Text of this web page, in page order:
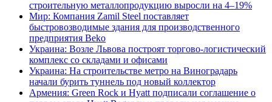
строительную металлопродукцию выросли на 4–19%
Мир: Компания Zamil Steel поставляет
быстровозводимые здания для производственного
предприятия Beko
Украина: Возле Львова построят торгово-логистический
комплекс со складами и офисами
Украина: На строительстве метро на Виноградарь
начали бурить туннель под новый коллектор
Армения: Green Rock и Hyatt подписали соглашение о